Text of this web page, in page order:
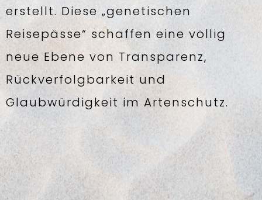
erstellt. Diese „genetischen
Reisepässe“ schaffen eine völlig
neue Ebene von Transparenz,
Rückverfolgbarkeit und
Glaubwürdigkeit im Artenschutz.